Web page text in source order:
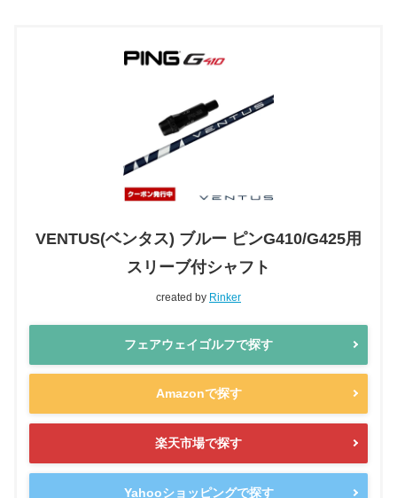
VENTUS(ベンタス) ブルー ピンG410/G425用
スリーブ付シャフト
created by Rinker
フェアウェイゴルフで探す
Amazonで探す
楽天市場で探す
Yahooショッピングで探す